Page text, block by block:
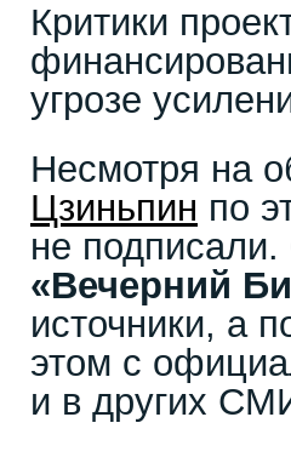
Критики
угрозе
Несмотря на
Цзиньпин по
не подписали.
«Вечерний
источники, а
этом с
и в других